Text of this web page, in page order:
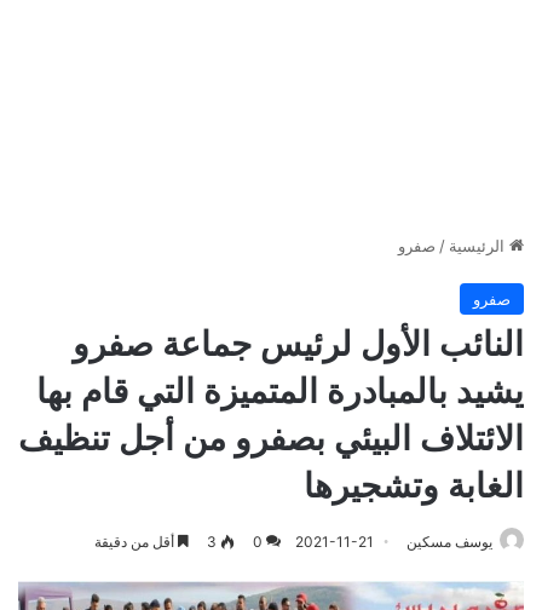
الرئيسية / صفرو
صفرو
النائب الأول لرئيس جماعة صفرو
يشيد بالمبادرة المتميزة التي قام بها
الائتلاف البيئي بصفرو من أجل تنظيف
الغابة وتشجيرها
يوسف مسكين 2021-11-21
0
3 أقل من دقيقة